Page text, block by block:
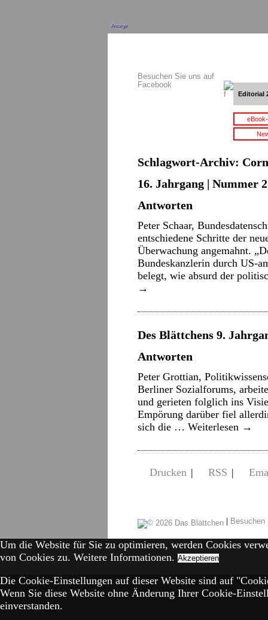
Anzeige
Besuchen Sie uns auf
Facebook
Editorial
Schlagwort-Archiv:
16. Jahrgang | Nummer
Antworten
Peter Schaar,
entschiedene Schritte der
Überwachung angemahnt.
Bundeskanzlerin durch US-
belegt, wie absurd der
→
Des Blättchens 9.
Antworten
Peter Grottian,
Berliner Sozialforums,
und gerieten folglich ins
Empörung darüber fiel
sich die … Weiterlesen →
Drucken | RSS |
|
Um die Website für Sie zu optimieren, werden Cookies
von Cookies zu. Weitere Informationen. Akzeptieren
Die Cookie-Einstellungen auf dieser Website sind auf
Wenn Sie diese Website ohne Änderung Ihrer Cookie-
einverstanden.